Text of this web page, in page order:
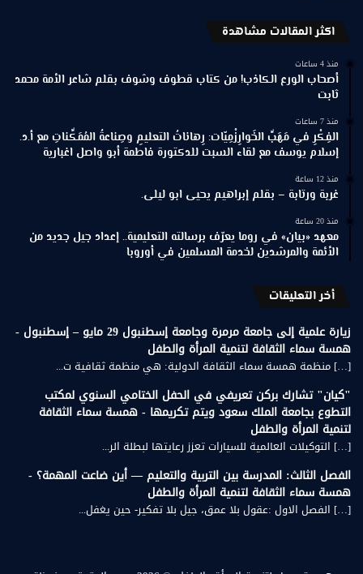
اكثر المقالات مشاهدة
منذ 4 ساعات
أصحاب الورع الكاذب! من كتاب قطوف وشوف بقلم شاعر الأمة محمد
ثابت
منذ 7 ساعات
الفِكْرِ في مَهَبِّ الخَوارِزْمِيّات: رِهاناتُ التعليمِ وصِناعةُ المُمَكِّناتِ مع أ.د.
إسلام يوسف مع لقاء السبت للدكتورة فاطمة أبو واصل اغبارية
منذ 12 ساعة
غربة ورتابة – بقلم إبراهيم يحيى ابو ليلى.
منذ 20 ساعة
معهد «بيان» في روما يعرّف برسالته التعليمية.. إعداد جيل جديد من
الأئمة والمرشدين لخدمة المسلمين في أوروبا
أخر التعليقات
زيارة علمية إلى جامعة مرمرة وجامعة إسطنبول 29 مايو – إسطنبول -
همسة سماء الثقافة لتنمية المرأة والطفل
[…] منظمة همسة سماء الثقافة الدولية: هي منظمة ثقافية ت...
"كيان" تشارك بركن تعريفي في الحفل الختامي السنوي لمكتب
التطوع بجامعة الملك سعود ويتم تكريمها - همسة سماء الثقافة
لتنمية المرأة والطفل
[…] التوكيلات العالمية للسيارات تعزز رعايتها لبطلة الر...
الفصل الثالث: المدرسة بين التربية والتعليم — أين ضاعت المهمة؟ -
همسة سماء الثقافة لتنمية المرأة والطفل
[…] الفصل الاول :عقول بلا عمق، جيل بلا تفكير- حين يغفل...